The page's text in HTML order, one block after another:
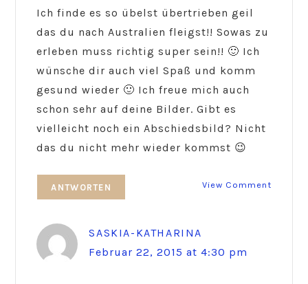
Ich finde es so übelst übertrieben geil
das du nach Australien fleigst!! Sowas zu
erleben muss richtig super sein!! 🙂 Ich
wünsche dir auch viel Spaß und komm
gesund wieder 🙂 Ich freue mich auch
schon sehr auf deine Bilder. Gibt es
vielleicht noch ein Abschiedsbild? Nicht
das du nicht mehr wieder kommst 😉
View Comment
ANTWORTEN
SASKIA-KATHARINA
Februar 22, 2015 at 4:30 pm